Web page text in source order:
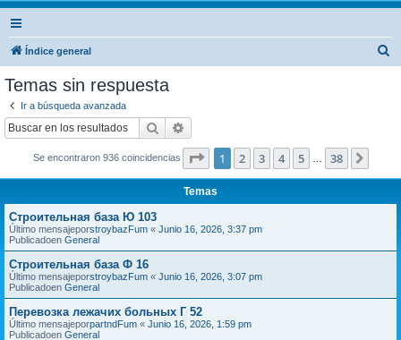
Índice general
Temas sin respuesta
Ir a búsqueda avanzada
Buscar
Se encontraron 936 coincidencias Página de 38
1 2 3 4 5 38
Temas
Строительная база Ю 103
Último mensajeporstroybazFum « Junio 16, 2026, 3:37 pm
Publicadoen General
Строительная база Ф 16
Último mensajeporstroybazFum « Junio 16, 2026, 3:07 pm
Publicadoen General
Перевозка лежачих больных Г 52
Último mensajeporpartndFum « Junio 16, 2026, 1:59 pm
Publicadoen General